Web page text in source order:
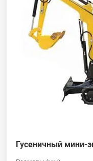
сложных
Экскаваторы HUAYA,
условиях, отличаются
технологиями.
экскаваторы в
обеспечивают
экскаваторы HUAYA за
ваше оборудование
земляных
Гусеничный мини-